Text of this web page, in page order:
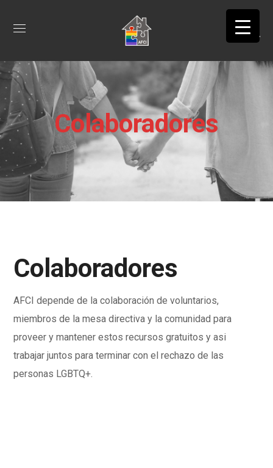
Colaboradores
Colaboradores
AFCI depende de la colaboración de voluntarios,
miembros de la mesa directiva y la comunidad para
proveer y mantener estos recursos gratuitos y asi
trabajar juntos para terminar con el rechazo de las
personas LGBTQ+.